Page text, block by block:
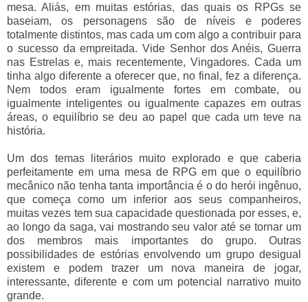
mesa. Aliás, em muitas estórias, das quais os RPGs se
baseiam, os personagens são de níveis e poderes
totalmente distintos, mas cada um com algo a contribuir para
o sucesso da empreitada. Vide Senhor dos Anéis, Guerra
nas Estrelas e, mais recentemente, Vingadores. Cada um
tinha algo diferente a oferecer que, no final, fez a diferença.
Nem todos eram igualmente fortes em combate, ou
igualmente inteligentes ou igualmente capazes em outras
áreas, o equilíbrio se deu ao papel que cada um teve na
história.
Um dos temas literários muito explorado e que caberia
perfeitamente em uma mesa de RPG em que o equilíbrio
mecânico não tenha tanta importância é o do herói ingênuo,
que começa como um inferior aos seus companheiros,
muitas vezes tem sua capacidade questionada por esses, e,
ao longo da saga, vai mostrando seu valor até se tornar um
dos membros mais importantes do grupo. Outras
possibilidades de estórias envolvendo um grupo desigual
existem e podem trazer um nova maneira de jogar,
interessante, diferente e com um potencial narrativo muito
grande.